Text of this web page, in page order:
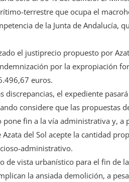
terrestre que ocupa el
de la Junta de Andalucía,
el justiprecio propuesto por
por la expropiación
euros.
el expediente
considere que las propuestas
fin a la vía administrativa y,
del Sol acepte la cantidad
administrativo.
vista urbanístico para el fin de
la ansiada demolición, a